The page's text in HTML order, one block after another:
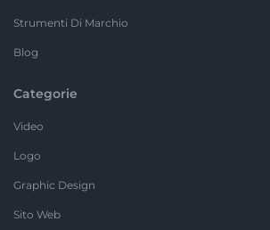
Strumenti Di Marchio
Blog
Categorie
Video
Logo
Graphic Design
Sito Web